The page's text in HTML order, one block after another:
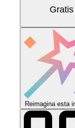
Reimagina esta